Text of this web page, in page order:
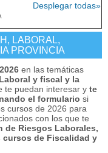
Desplegar todas»
LABORAL,
PROVINCIA
en las temáticas
y fiscal y la
te puedan interesar y te
el formulario si
cursos de 2026 para
con los que te
de Riesgos Laborales,
cursos de Fiscalidad y